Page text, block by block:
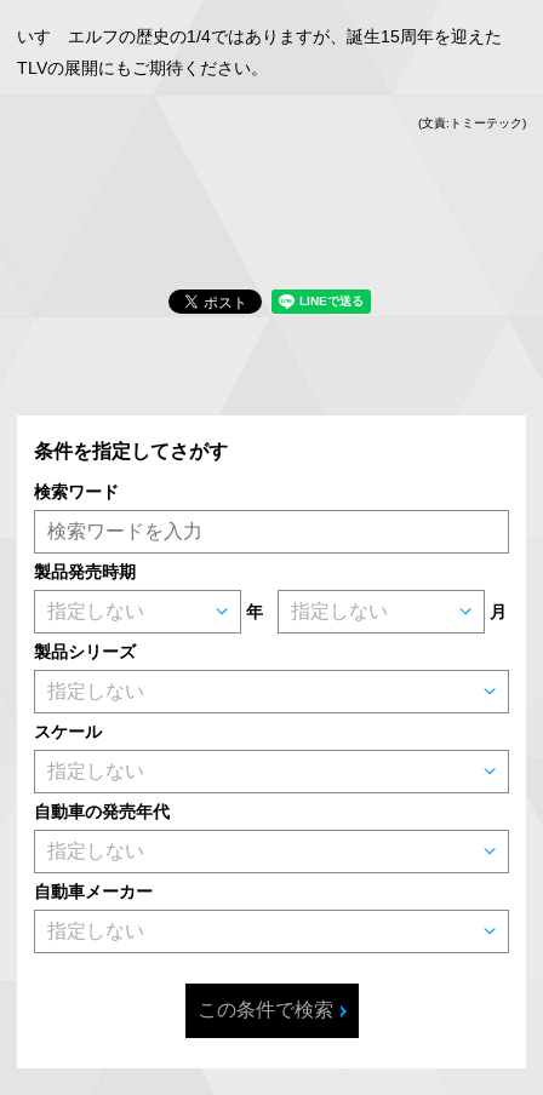
いすゞエルフの歴史の1/4ではありますが、誕生15周年を迎えた
TLVの展開にもご期待ください。
(文責:トミーテック)
条件を指定してさがす
検索ワード
製品発売時期
年 月
製品シリーズ
スケール
自動車の発売年代
自動車メーカー
この条件で検索